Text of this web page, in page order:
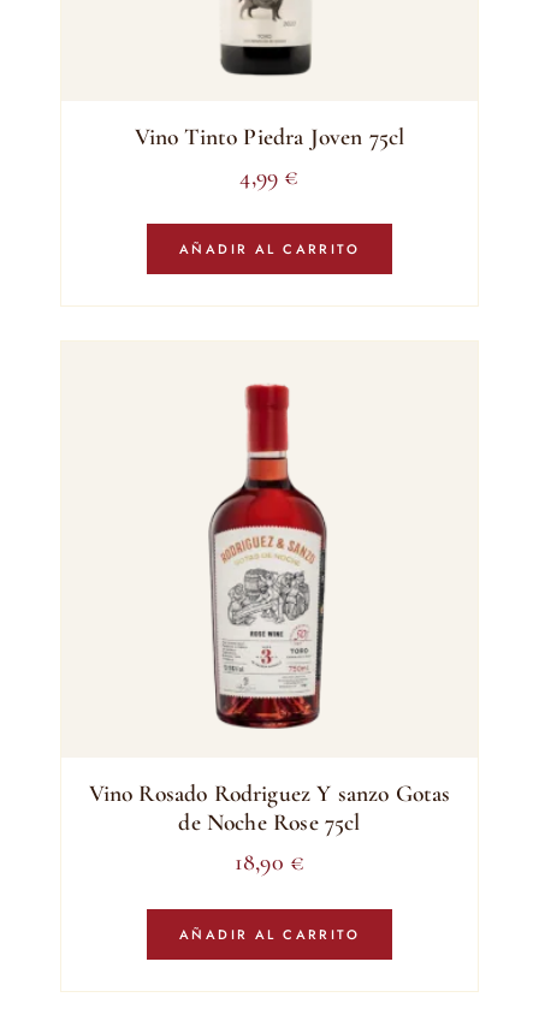
Vino Tinto Piedra Joven 75cl
4,99 €
AÑADIR AL CARRITO
Vino Rosado Rodriguez Y sanzo Gotas
de Noche Rose 75cl
18,90 €
AÑADIR AL CARRITO